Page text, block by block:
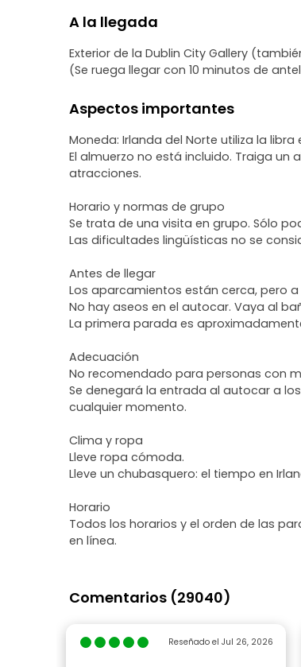
A la llegada
Exterior de la Dublin City Gallery
(Se ruega llegar con 10 minutos de
Aspectos importantes
Moneda: Irlanda del Norte utiliza la
El almuerzo no está incluido. Traiga
atracciones.
Horario y normas de grupo
Se trata de una visita en grupo. Sólo
Las dificultades lingüísticas no se
Antes de llegar
Los aparcamientos están cerca, pero
No hay aseos en el autocar. Vaya al
La primera parada es
Adecuación
No recomendado para personas con
Se denegará la entrada al autocar a
cualquier momento.
Clima y ropa
Lleve ropa cómoda.
Lleve un chubasquero: el tiempo en
Horario
Todos los horarios y el orden de las
en línea.
Comentarios (29040)
Reseñado el Jul 26, 2026